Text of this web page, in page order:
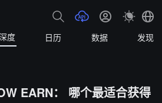
度 日历 数据 发现
EARN： 哪个最适合获得